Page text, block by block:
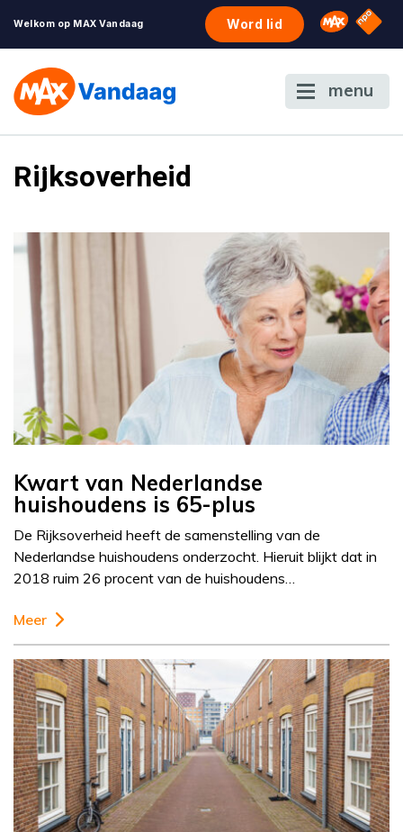
Welkom op MAX Vandaag Word lid Omroep
NPO
menu
Rijksoverheid
Kwart van Nederlandse
huishoudens is 65-plus
De Rijksoverheid heeft de samenstelling van de
Nederlandse huishoudens onderzocht. Hieruit blijkt dat in
2018 ruim 26 procent van de huishoudens…
Meer